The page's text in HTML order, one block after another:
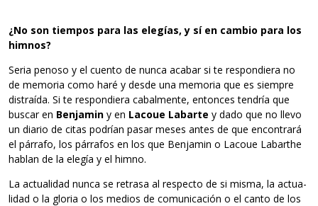
¿No son tiem­pos para las ele­gías, y sí en cam­bio para los
himnos?
Seria penoso y el cuento de nunca aca­bar si te res­pon­diera no
de memo­ria como haré y desde una memo­ria que es siem­pre
dis­traída. Si te res­pon­diera cabal­mente, enton­ces ten­dría que
bus­car en Ben­ja­min y en Lacoue Labarte y dado que no llevo
un dia­rio de citas podrían pasar meses antes de que encon­trará
el párrafo, los párra­fos en los que Ben­ja­min o Lacoue Labarthe
hablan de la ele­gía y el himno.
La actua­li­dad nunca se retrasa al res­pecto de si misma, la actua­
li­dad o la glo­ria o los medios de comu­ni­ca­ción o el canto de los